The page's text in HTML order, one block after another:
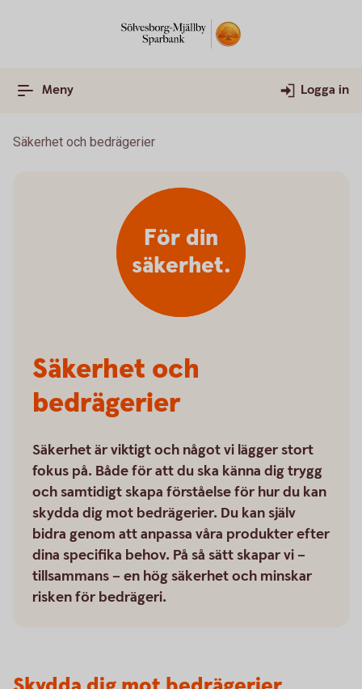
Meny Logga in
Säkerhet och bedrägerier
Säkerhet och
bedrägerier
Säkerhet är viktigt och något vi lägger stort
fokus på. Både för att du ska känna dig trygg
och samtidigt skapa förståelse för hur du kan
skydda dig mot bedrägerier. Du kan själv
bidra genom att anpassa våra produkter efter
dina specifika behov. På så sätt skapar vi –
tillsammans – en hög säkerhet och minskar
risken för bedrägeri.
För din
säkerhet.